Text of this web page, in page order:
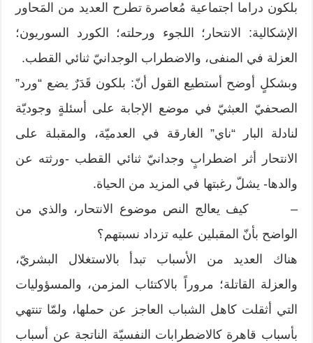
بلكون دراما اجتماعية مُعاصرة تطرح العديد من المَحاور
الإشكالية: الانتحار؛ اللجوء ورحلته؛ الكورد السوريون؛
العزلة في المنفى، والاضطراب الوجدانيّ ثنائي القطب.
وبشكلٍ أوضح أستطيع القول أنّ: بلكون قَدَرٌ يضع “ورد”
الصحفيّ العبثيّ في موضع الإجابة على أسئلةٍ وجوديّة
لنادلة البار “ناي” الغارقة في العدميّة، والمقبلة على
الانتحار أثر اضطرابٍ وجدانيّ ثنائي القطب -ورثته عن
والدها- يشلّ رغبتها في المزيد من الحياة.
– كيف يعالج النص موضوع الانتحار، والذي من
الواضح بأنّ المقبلين عليه تزداد نسبتهم؟
هناك العديد من الأسباب تبدأ بالاستغلال البشريّ،
والعزلة القاتلة؛ مروراً بالاكتئاب المزمن، والمسؤوليات
التي أثقلت كاهل الشباب العاجز عن حملها، ولمّا تنتهي
بأسباب قاهرة كالاضطرابات النفسيّة الناتجة عن أسباب